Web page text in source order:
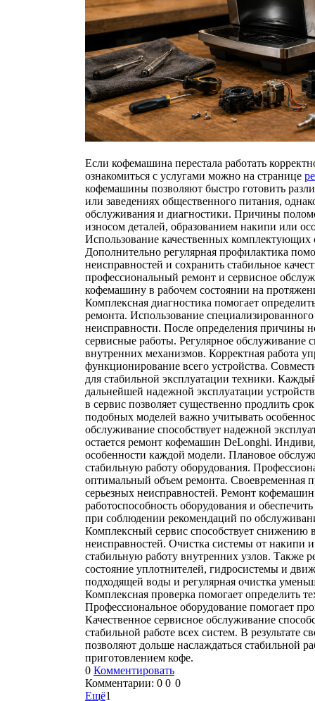
Если кофемашина перестала работать
ознакомиться с услугами можно на странице
кофемашины позволяют быстро готовить
или заведениях общественного питания,
обслуживания и диагностики. Причины
износом деталей, образованием накипи или
Использование качественных комплектующих
Дополнительно регулярная профилактика
неисправностей и сохранить стабильное
профессиональный ремонт и сервисное
кофемашину в рабочем состоянии на
Комплексная диагностика помогает
ремонта. Использование
неисправности. После определения причины
сервисные работы. Регулярное обслуживание
внутренних механизмов. Корректная работа
функционирование всего устройства.
для стабильной эксплуатации техники.
дальнейшей надежной эксплуатации
в сервис позволяет существенно продлить
подобных моделей важно учитывать
обслуживание способствует надежной
остается ремонт кофемашин DeLonghi.
особенности каждой модели. Плановое
стабильную работу оборудования.
оптимальный объем ремонта. Своевременная
серьезных неисправностей. Ремонт
работоспособность оборудования и
при соблюдении рекомендаций по
Комплексный сервис способствует снижению
неисправностей. Очистка системы от накипи
стабильную работу внутренних узлов. Также
состояние уплотнителей, гидросистемы и
подходящей воды и регулярная очистка
Комплексная проверка помогает определить
Профессиональное оборудование помогает
Качественное сервисное обслуживание
стабильной работе всех систем. В результате
позволяют дольше наслаждаться стабильной
приготовлением кофе.
0 Комментировать
Комментарии: 0 0 0
Ещё1